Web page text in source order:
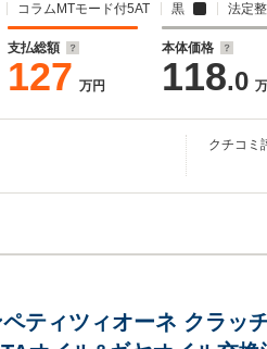
コラムMTモード付5AT 黒 法定
支払総額
127 万円
本体価格
118.0
クチコミ
ティツィオーネ クラッ